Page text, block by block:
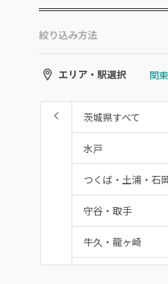
絞り込み方法
エリア・駅選択
茨城県すべて
水戸
つくば・土浦・石
守谷・取手
牛久・龍ヶ崎